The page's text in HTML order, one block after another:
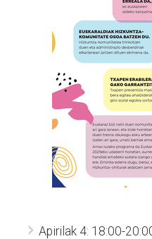
Apirilak 4: 18:00-